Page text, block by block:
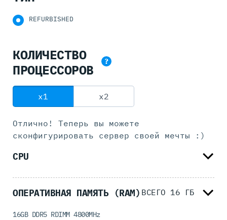
REFURBISHED
КОЛИЧЕСТВО
ПРОЦЕССОРОВ
?
x1 x2
Отлично! Теперь вы можете
сконфигурировать сервер своей мечты :)
CPU
ОПЕРАТИВНАЯ ПАМЯТЬ (RAM) ВСЕГО 16 ГБ
16GB DDR5 RDIMM 4800MHz